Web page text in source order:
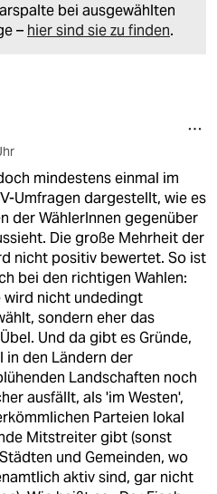
bei ausgewählten
– hier sind sie zu finden.
mindestens einmal im
Umfragen dargestellt, wie es
der WählerInnen gegenüber
Die große Mehrheit der
nicht positiv bewertet. So ist
bei den richtigen Wahlen:
wird nicht undedingt
sondern eher das
Und da gibt es Gründe,
in den Ländern der
Landschaften noch
ausfällt, als 'im Westen',
Parteien lokal
Mitstreiter gibt (sonst
und Gemeinden, wo
aktiv sind, gar nicht